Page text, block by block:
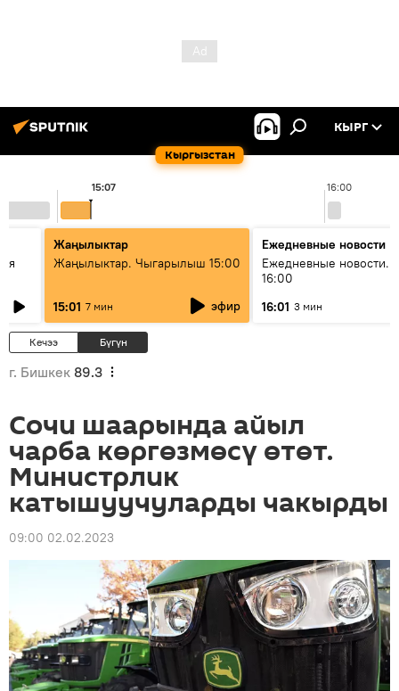
Кыргызстан
КЫРГ
16:00
15:07
Жаңылыктар
Жаңылыктар. Чыгарылыш 15:00
15:01 7 мин эфир
Ежедневные новости
Ежедневные новости.
16:00
16:01 3 мин
Кечээ Бүгүн
г. Бишкек 89.3
Сочи шаарында айыл
чарба көргөзмөсү өтөт.
Министрлик
катышуучуларды чакырды
09:00 02.02.2023